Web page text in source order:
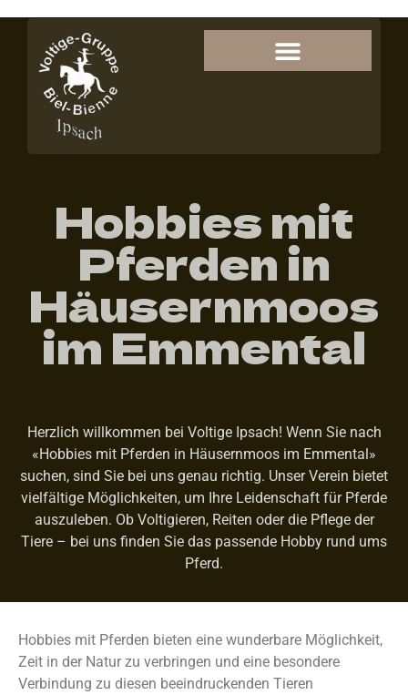
Hobbies mit
Pferden in
Häusernmoos
im Emmental
Herzlich willkommen bei Voltige Ipsach! Wenn Sie nach
«Hobbies mit Pferden in Häusernmoos im Emmental»
suchen, sind Sie bei uns genau richtig. Unser Verein bietet
vielfältige Möglichkeiten, um Ihre Leidenschaft für Pferde
auszuleben. Ob Voltigieren, Reiten oder die Pflege der
Tiere – bei uns finden Sie das passende Hobby rund ums
Pferd.
Hobbies mit Pferden bieten eine wunderbare Möglichkeit,
Zeit in der Natur zu verbringen und eine besondere
Verbindung zu diesen beeindruckenden Tieren